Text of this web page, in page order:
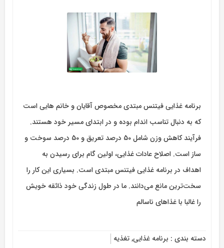
برنامه غذایی فیتنس مبتدی مخصوص آقایان و خانم هایی است
که به دنبال تناسب اندام بوده و در ابتدای مسیر خود هستند.
فرآیند کاهش وزن شامل 50 درصد تعریق و 50 درصد سوخت و
ساز است. اصلاح عادات غذایی، اولین گام برای رسیدن به
اهداف در برنامه غذایی فیتنس مبتدی است. بسیاری این کار را
سخت‌ترین مانع می‌دانند. ما در طول زندگی خود ذائقه خویش
را غالبا با غذاهای ناسالم
دسته بندی : برنامه غذایی,تغذیه